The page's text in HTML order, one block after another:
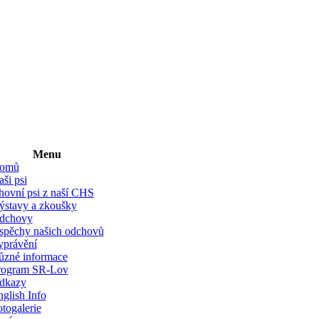
Menu
psi
psi z naší CHS
a zkoušky
našich odchovů
informace
SR-Lov
Info